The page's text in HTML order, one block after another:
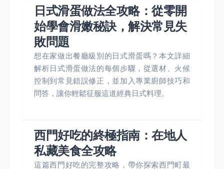
日式滑蛋做法全攻略：從零開
始學會滑嫩秘訣，解決常見失
敗問題
想在家做出餐廳級別的日式滑蛋嗎？本文詳細
解析日式滑蛋做法的每個步驟，從選材、火候
控制到常見錯誤修正，並加入專業廚師技巧和
問答，讓你輕鬆征服這道經典日式料理。
西門好吃的終極指南：在地人
私藏美食全攻略
這篇西門好吃的完整攻略，帶你探索西門町最